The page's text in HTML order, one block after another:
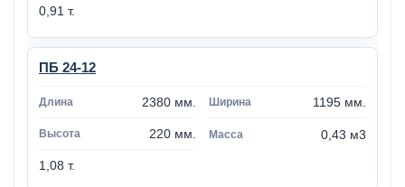
0,91 т.
ПБ 24-12
2380 мм. 1195 мм.
220 мм. 0,43 м3
1,08 т.